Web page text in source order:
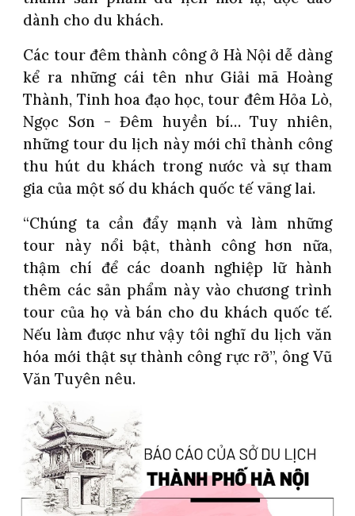
dành cho du khách.
Các tour đêm thành công ở Hà Nội dễ dàng
kể ra những cái tên như Giải mã Hoàng
Thành, Tinh hoa đạo học, tour đêm Hỏa Lò,
Ngọc Sơn - Đêm huyền bí… Tuy nhiên,
những tour du lịch này mới chỉ thành công
thu hút du khách trong nước và sự tham
gia của một số du khách quốc tế vãng lai.
“Chúng ta cần đẩy mạnh và làm những
tour này nổi bật, thành công hơn nữa,
thậm chí để các doanh nghiệp lữ hành
thêm các sản phẩm này vào chương trình
tour của họ và bán cho du khách quốc tế.
Nếu làm được như vậy tôi nghĩ du lịch văn
hóa mới thật sự thành công rực rỡ”, ông Vũ
Văn Tuyên nêu.